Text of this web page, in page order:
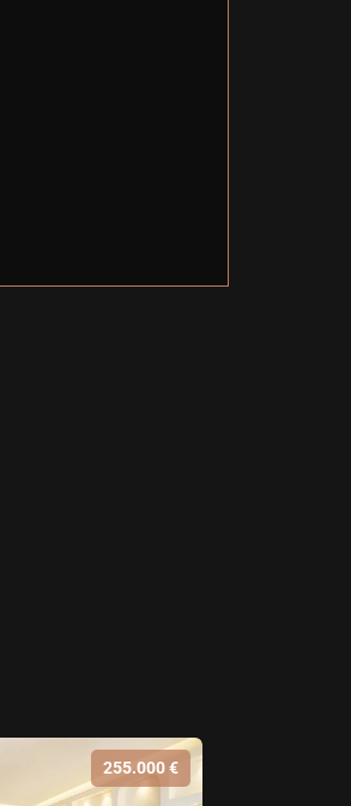
255.000 €